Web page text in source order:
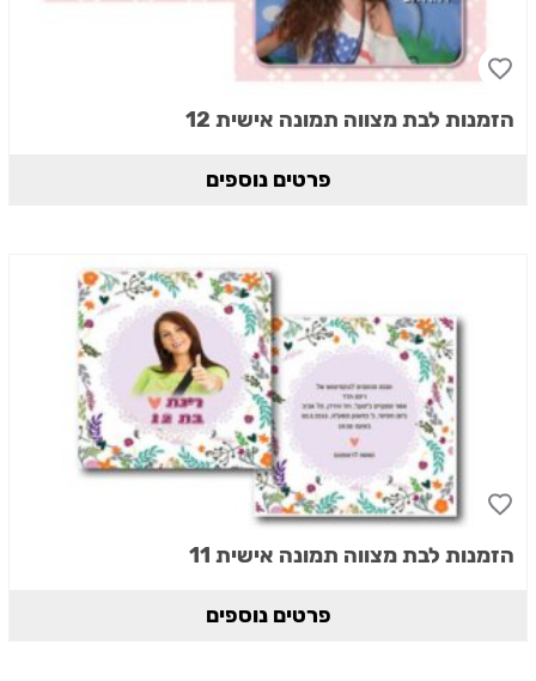
הזמנות לבת מצווה תמונה אישית 12
פרטים נוספים
הזמנות לבת מצווה תמונה אישית 11
פרטים נוספים